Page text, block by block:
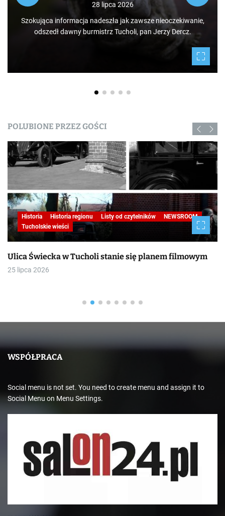
28 lipca 2026
Szokująca informacja nadeszła jak zawsze nieoczekiwanie,
odszedł dawny burmistrz Tucholi, pan Jerzy Dercz.
POLUBIONE PRZEZ GOŚCI
Historia Historia regionu Listy od czytelników
NEWSROOM
Tucholskie wieści
Ulica Świecka w Tucholi stanie się planem filmowym
25 lipca 2026
WSPÓŁPRACA
Social menu is not set. You need to create menu and assign it to
Social Menu on Menu Settings.